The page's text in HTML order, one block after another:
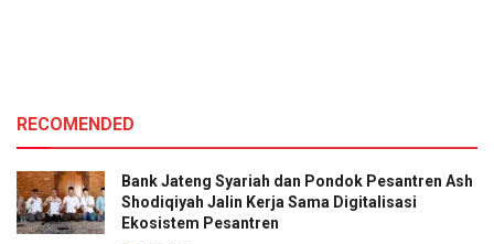
RECOMENDED
Bank Jateng Syariah dan Pondok Pesantren Ash
Shodiqiyah Jalin Kerja Sama Digitalisasi
Ekosistem Pesantren